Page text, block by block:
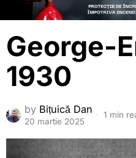
George-
1930
by Bițuică Dan
20 martie 2025
1 min